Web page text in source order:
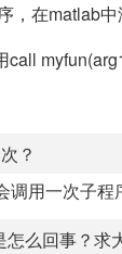
在matlab
call
？
用一次子程
么回事？求